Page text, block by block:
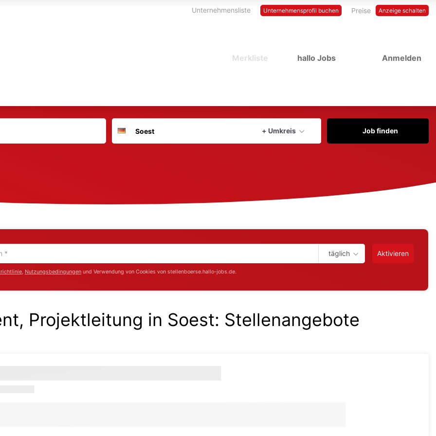
Anzeige schalten
Unternehmensliste Unternehmensprofil buchen Preise
Anmelden
Merkliste hallo Jobs
Deutschland
+ Umkreis
Aktuellen Ort verwenden
Job finden
täglich Aktivieren
, Nutzungsbedingungen und Verwendung von Cookies von stellenboerse.hallo-jobs.de.
Projektleitung in Soest: Stellenangebote